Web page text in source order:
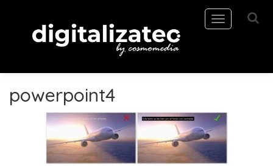
Toggle
navigation
powerpoint4